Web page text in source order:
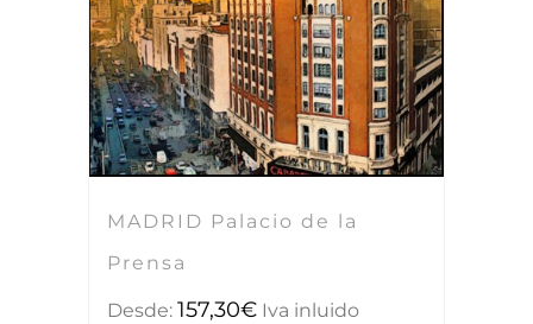
MADRID Palacio de la
Prensa
Desde: 157,30€ Iva inluido